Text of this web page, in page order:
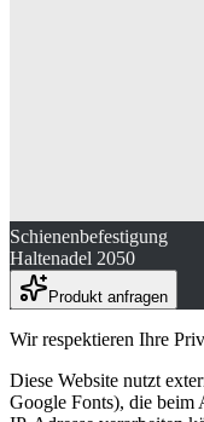
Schienenbefestigung
Haltenadel 2050
Produkt anfragen
Wir respektieren Ihre
Diese Website nutzt
Google Fonts), die beim